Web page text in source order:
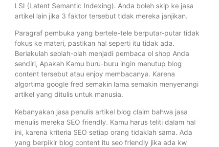
LSI (Latent Semantic Indexing). Anda boleh skip ke jasa
artikel lain jika 3 faktor tersebut tidak mereka janjikan.
Paragraf pembuka yang bertele-tele berputar-putar tidak
fokus ke materi, pastikan hal seperti itu tidak ada.
Berlakulah seolah-olah menjadi pembaca ol shop Anda
sendiri, Apakah Kamu buru-buru ingin menutup blog
content tersebut atau enjoy membacanya. Karena
algortima google fred semakin lama semakin menyenangi
artikel yang ditulis untuk manusia.
Kebanyakan jasa penulis artikel blog claim bahwa jasa
menulis mereka SEO friendly. Kamu harus teliti dalam hal
ini, karena kriteria SEO setiap orang tidaklah sama. Ada
yang berpikir blog content itu seo friendly jika ada kw